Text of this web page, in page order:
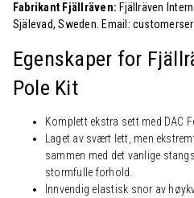
Fabrikant Fjällräven: Fjällräven
Själevad, Sweden. Email:
Egenskaper for
Pole Kit
Komplett ekstra sett med DAC
Laget av svært lett, men
sammen med det vanlige
stormfulle forhold.
Innvendig elastisk snor av